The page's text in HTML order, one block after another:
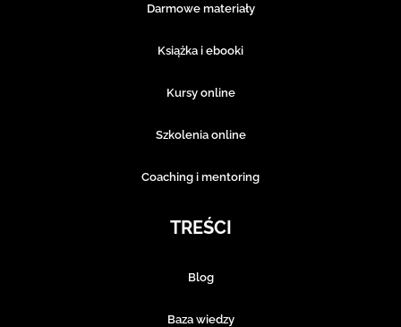
Darmowe materiały
Książka i ebooki
Kursy online
Szkolenia online
Coaching i mentoring
TREŚCI
Blog
Baza wiedzy